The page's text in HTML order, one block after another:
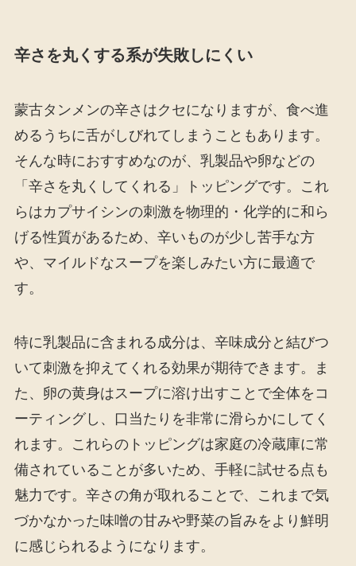
辛さを丸くする系が失敗しにくい
蒙古タンメンの辛さはクセになりますが、食べ進
めるうちに舌がしびれてしまうこともあります。
そんな時におすすめなのが、乳製品や卵などの
「辛さを丸くしてくれる」トッピングです。これ
らはカプサイシンの刺激を物理的・化学的に和ら
げる性質があるため、辛いものが少し苦手な方
や、マイルドなスープを楽しみたい方に最適で
す。
特に乳製品に含まれる成分は、辛味成分と結びつ
いて刺激を抑えてくれる効果が期待できます。ま
た、卵の黄身はスープに溶け出すことで全体をコ
ーティングし、口当たりを非常に滑らかにしてく
れます。これらのトッピングは家庭の冷蔵庫に常
備されていることが多いため、手軽に試せる点も
魅力です。辛さの角が取れることで、これまで気
づかなかった味噌の甘みや野菜の旨みをより鮮明
に感じられるようになります。